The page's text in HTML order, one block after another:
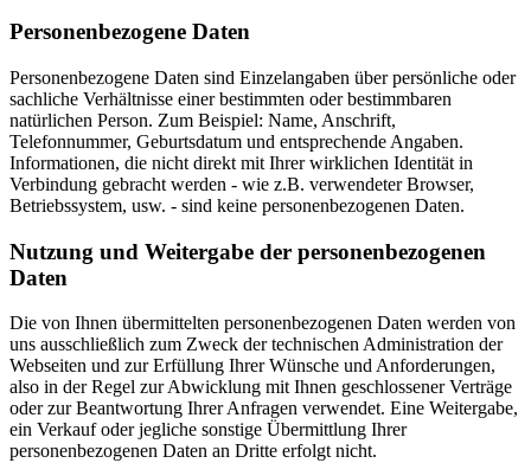
Personenbezogene Daten
Personenbezogene Daten sind Einzelangaben über persönliche oder
sachliche Verhältnisse einer bestimmten oder bestimmbaren
natürlichen Person. Zum Beispiel: Name, Anschrift,
Telefonnummer, Geburtsdatum und entsprechende Angaben.
Informationen, die nicht direkt mit Ihrer wirklichen Identität in
Verbindung gebracht werden - wie z.B. verwendeter Browser,
Betriebssystem, usw. - sind keine personenbezogenen Daten.
Nutzung und Weitergabe der personenbezogenen
Daten
Die von Ihnen übermittelten personenbezogenen Daten werden von
uns ausschließlich zum Zweck der technischen Administration der
Webseiten und zur Erfüllung Ihrer Wünsche und Anforderungen,
also in der Regel zur Abwicklung mit Ihnen geschlossener Verträge
oder zur Beantwortung Ihrer Anfragen verwendet. Eine Weitergabe,
ein Verkauf oder jegliche sonstige Übermittlung Ihrer
personenbezogenen Daten an Dritte erfolgt nicht.